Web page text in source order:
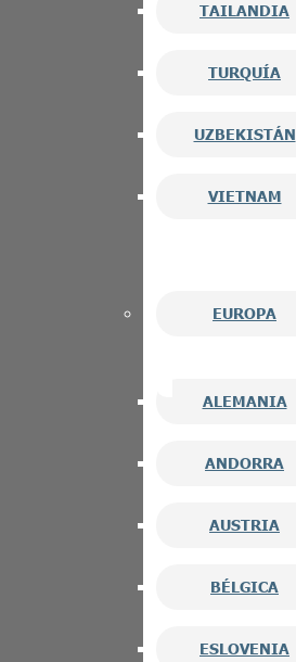
TAILANDIA
TURQUÍA
UZBEKISTÁN
VIETNAM
EUROPA
ALEMANIA
ANDORRA
AUSTRIA
BÉLGICA
ESLOVENIA